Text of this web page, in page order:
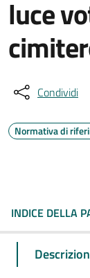
luce
Condividi
Normativa di
INDICE DELLA